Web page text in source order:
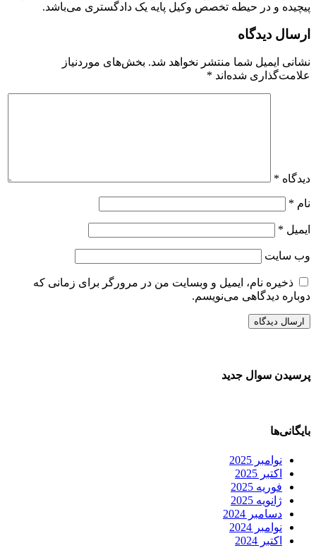
پیچیده و در حیطه تخصص وکیل پایه یک دادگستری می‌باشد.
ارسال دیدگاه
نشانی ایمیل شما منتشر نخواهد شد. بخش‌های موردنیاز
علامت‌گذاری شده‌اند *
دیدگاه *
نام *
ایمیل *
وب‌ سایت
ذخیره نام، ایمیل و وبسایت من در مرورگر برای زمانی که
دوباره دیدگاهی می‌نویسم.
پرسیدن سوال جدید
بایگانی‌ها
نوامبر 2025
اکتبر 2025
فوریه 2025
ژانویه 2025
دسامبر 2024
نوامبر 2024
اکتبر 2024